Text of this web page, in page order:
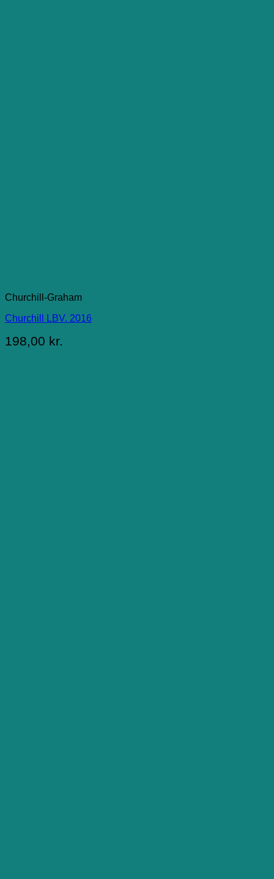
Churchill-Graham
Churchill LBV. 2016
198,00 kr.